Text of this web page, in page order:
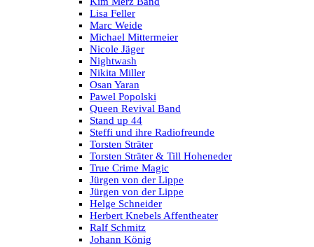
Lisa Feller
Marc Weide
Michael Mittermeier
Nicole Jäger
Nightwash
Nikita Miller
Osan Yaran
Pawel Popolski
Queen Revival Band
Stand up 44
Steffi und ihre Radiofreunde
Torsten Sträter
Torsten Sträter & Till Hoheneder
True Crime Magic
Jürgen von der Lippe
Jürgen von der Lippe
Helge Schneider
Herbert Knebels Affentheater
Ralf Schmitz
Johann König